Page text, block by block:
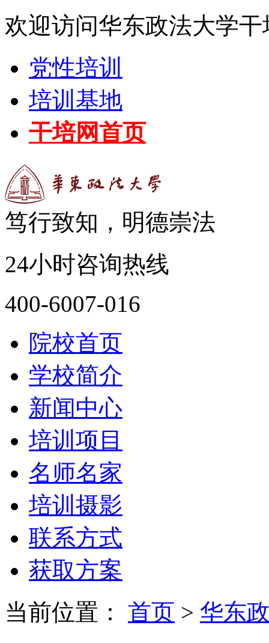
欢迎访问华东政法大学干
党性培训
培训基地
干培网首页
笃行致知，明德崇法
24小时咨询热线
400-6007-016
院校首页
学校简介
新闻中心
培训项目
名师名家
培训摄影
联系方式
获取方案
当前位置： 首页 > 华东